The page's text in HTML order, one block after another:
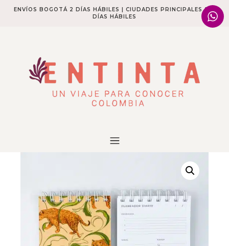
ENVÍOS BOGOTÁ 2 DÍAS HÁBILES | CIUDADES PRINCIPALES 2-4
DÍAS HÁBILES​